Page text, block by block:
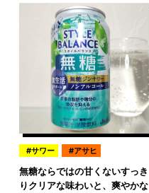
サワー アサヒ
無糖ならではの甘くないすっき
りクリアな味わいと、爽やかな